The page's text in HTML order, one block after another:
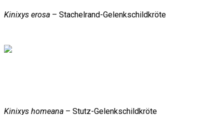
Kinixys erosa – Stachelrand-Gelenkschildkröte
Kinixys homeana – Stutz-Gelenkschildkröte